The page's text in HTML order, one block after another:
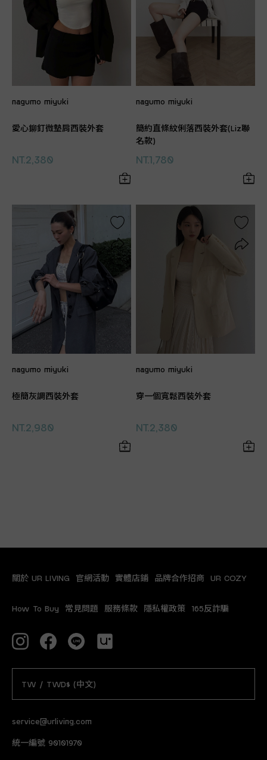
nagumo miyuki
愛心鉚釘微墊肩西裝外套
NT.2,380
nagumo miyuki
簡約直條紋俐落西裝外套(Liz聯
名款)
NT.1,780
nagumo miyuki
極簡灰調西裝外套
NT.2,980
nagumo miyuki
穿一個寬鬆西裝外套
NT.2,380
service@urliving.com
統一編號 90101970
關於 UR LIVING 官網活動 實體店鋪 品牌合作招商 UR COZY
How To Buy 常見問題 服務條款 隱私權政策 165反詐騙
TW / TWD$ (中文)